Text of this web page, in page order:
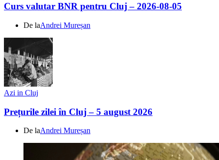
Curs valutar BNR pentru Cluj – 2026-08-05
De laAndrei Mureșan
Azi in Cluj
Prețurile zilei în Cluj – 5 august 2026
De laAndrei Mureșan